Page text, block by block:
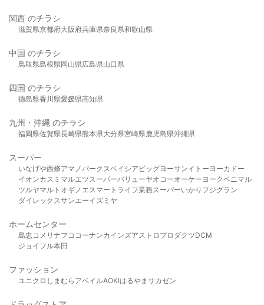
関西 のチラシ
滋賀県京都府大阪府兵庫県奈良県和歌山県
中国 のチラシ
鳥取県島根県岡山県広島県山口県
四国 のチラシ
徳島県香川県愛媛県高知県
九州・沖縄 のチラシ
福岡県佐賀県長崎県熊本県大分県宮崎県鹿児島県沖縄県
スーパー
いなげや西條アマノパークスベイシア ビッグヨーサンイトーヨーカドー
イオンカスミ マルエツスーパーバリューヤオコーオーケー ヨークベニマル
ツルヤマルト オギノ エスマート ライフ業務スーパーいかり フジグラン
ダイレックスサンエーイズミヤ
ホームセンター
島忠 コメリ ナフコ コーナンカインズアストロプロダクツDCM
ジョイフル本田
ファッション
ユニクロ しまむら アベイルAOKIはるやま サカゼン